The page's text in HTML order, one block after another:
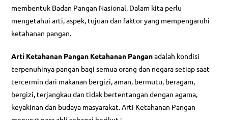
membentuk Badan Pangan Nasional. Dalam kita perlu
mengetahui arti, aspek, tujuan dan faktor yang mempengaruhi
ketahanan pangan.
Arti Ketahanan Pangan Ketahanan Panganadalah kondisi
terpenuhinya pangan bagi semua orang dan negara setiap saat
tercermin dari makanan bergizi, aman, bermutu, beragam,
bergizi, terjangkau dan tidak bertentangan dengan agama,
keyakinan dan budaya masyarakat. Arti Ketahanan Pangan